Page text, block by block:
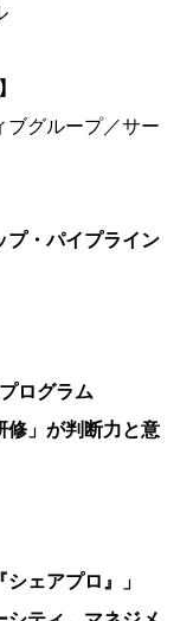
ブグループ／サー
プ・パイプライン
ログラム
修」が判断力と意
ェアプロ』」